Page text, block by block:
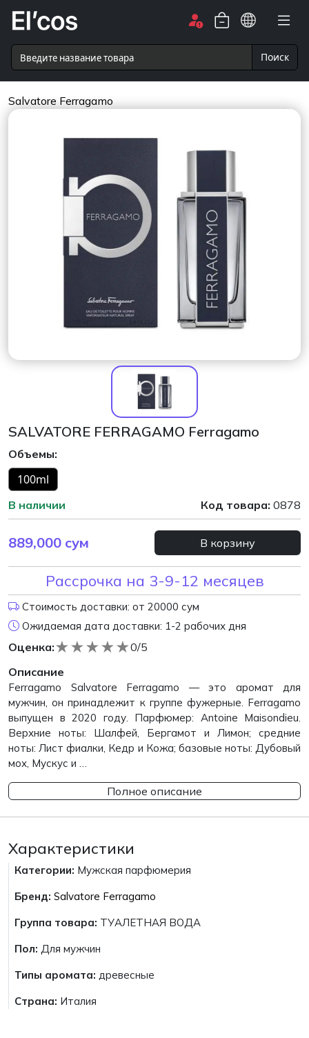
Поиск
Salvatore Ferragamo
SALVATORE FERRAGAMO Ferragamo
Объемы:
100ml
В наличии Код товара: 0878
889,000 сум В корзину
Рассрочка на 3-9-12 месяцев
Стоимость доставки: от 20000 сум
Ожидаемая дата доставки: 1-2 рабочих дня
Оценка: ★
★
★
★
★
0/5
Описание
Ferragamo Salvatore Ferragamo — это аромат для
мужчин, он принадлежит к группе фужерные. Ferragamo
выпущен в 2020 году. Парфюмер: Antoine Maisondieu.
Верхние ноты: Шалфей, Бергамот и Лимон; средние
ноты: Лист фиалки, Кедр и Кожа; базовые ноты: Дубовый
мох, Мускус и …
Полное описание
Характеристики
Категории: Мужская парфюмерия
Бренд: Salvatore Ferragamo
Группа товара: ТУАЛЕТНАЯ ВОДА
Пол: Для мужчин
Типы аромата: древесные
Страна: Италия